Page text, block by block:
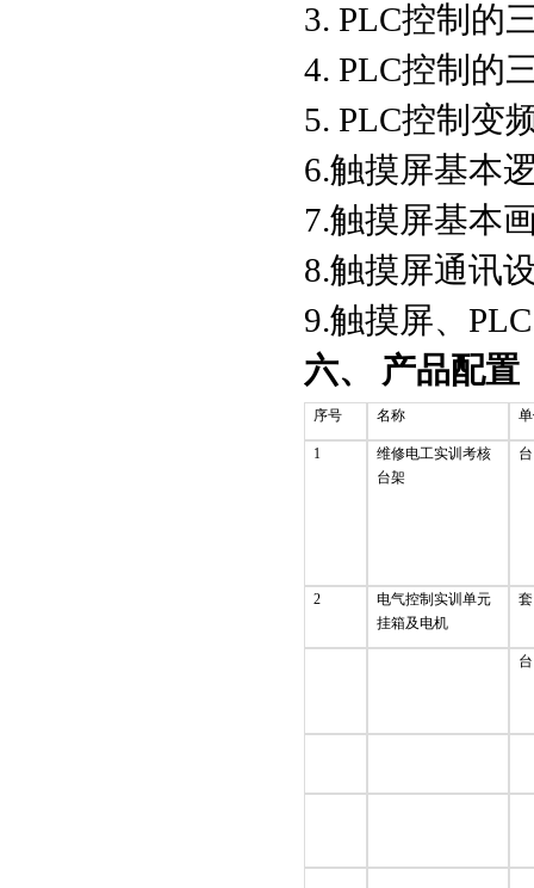
3. PLC控制的
4. PLC控制的
5. PLC控制变
6.触摸屏基本
7.触摸屏基本
8.触摸屏通讯
9.触摸屏、
六、 产品配置
序号 名称
1
维修电工实训考核
台架
台
2
电气控制实训单元
挂箱及电机
套
台